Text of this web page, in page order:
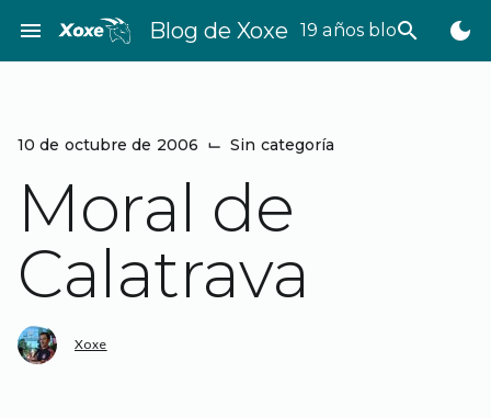
contenido
menu Blog de Xoxe 19 años bloggeando
search dark_mode
10 de octubre de 2006 ⌙ Sin categoría
Moral de
Calatrava
Xoxe